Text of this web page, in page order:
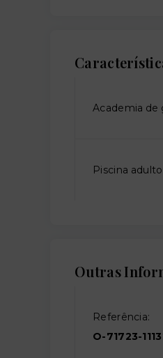
Academia de
Piscina adulto
Outras
Referência:
O-71723-